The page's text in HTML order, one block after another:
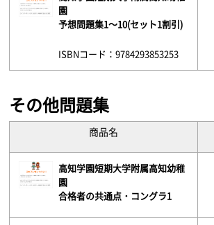
園
予想問題集1～10(セット1割引)
ISBNコード：9784293853253
その他問題集
商品名
高知学園短期大学附属高知幼稚
園
合格者の共通点・コングラ1